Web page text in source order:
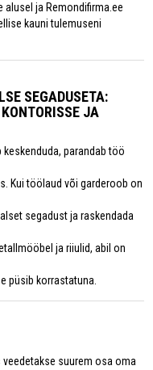
alusel ja Remondifirma.ee
kauni tulemuseni
SEGADUSETA:
JA
parandab töö
Kui töölaud või garderoob on
segadust ja raskendada
ja riiulid, abil on
püsib korrastatuna.
suurem osa oma